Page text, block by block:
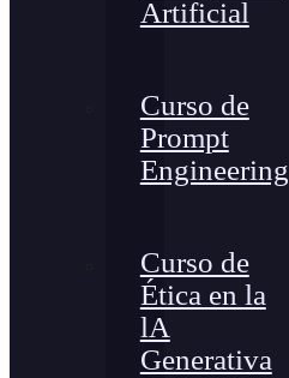
Artificial
Curso de
Prompt
Engineering
Curso de
Ética en la
lA
Generativa